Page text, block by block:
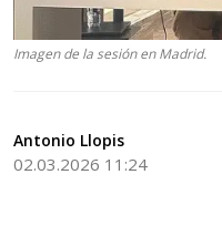
Imagen de la sesión en Madrid.
Antonio Llopis
02.03.2026 11:24